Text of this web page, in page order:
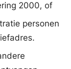
2000, of
personen